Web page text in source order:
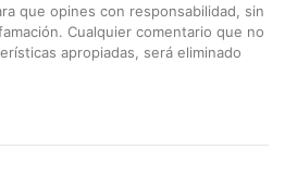
que opines con responsabilidad, sin
Cualquier comentario que no
apropiadas, será eliminado